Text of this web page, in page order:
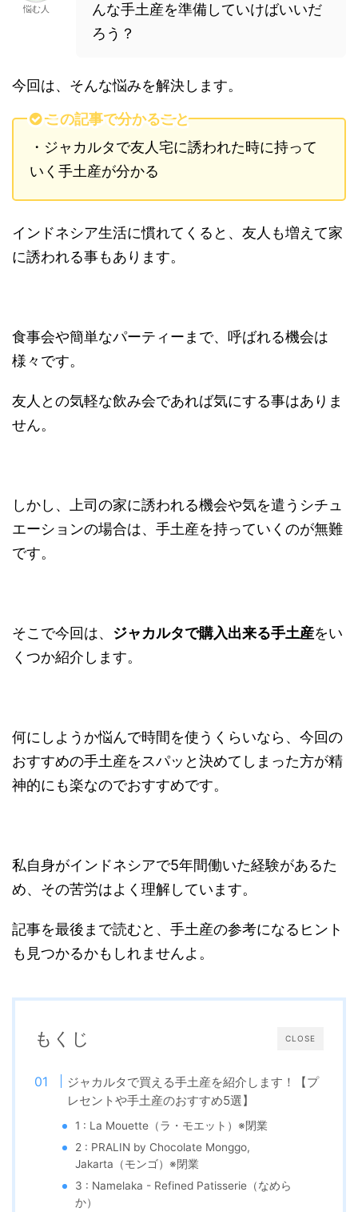
悩む人
んな手土産を準備していけばいいだ
ろう？
今回は、そんな悩みを解決します。
この記事で分かること
・ジャカルタで友人宅に誘われた時に持って
いく手土産が分かる
インドネシア生活に慣れてくると、友人も増えて家
に誘われる事もあります。
食事会や簡単なパーティーまで、呼ばれる機会は
様々です。
友人との気軽な飲み会であれば気にする事はありま
せん。
しかし、上司の家に誘われる機会や気を遣うシチュ
エーションの場合は、手土産を持っていくのが無難
です。
そこで今回は、 ジャカルタで購入出来る手土産をい
くつか紹介します。
何にしようか悩んで時間を使うくらいなら、今回の
おすすめの手土産をスパッと決めてしまった方が精
神的にも楽なのでおすすめです。
私自身がインドネシアで5年間働いた経験があるた
め、その苦労はよく理解しています。
記事を最後まで読むと、手土産の参考になるヒント
も見つかるかもしれませんよ。
CLOSE
もくじ
ジャカルタで買える手土産を紹介します！【プ
レセントや手土産のおすすめ5選】
1 : La Mouette（ラ・モエット）※閉業
2 : PRALIN by Chocolate Monggo,
Jakarta（モンゴ）※閉業
3 : Namelaka - Refined Patisserie（なめら
か）